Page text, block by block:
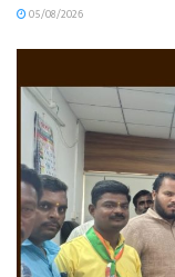
05/08/2026